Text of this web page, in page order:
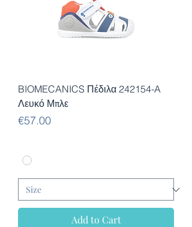
BIOMECANICS Πέδιλα 242154-A
Λευκό Μπλε
Price
€57.00
Add to Cart